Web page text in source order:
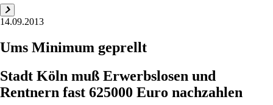
14.09.2013
Ums Minimum geprellt
Stadt Köln muß Erwerbslosen und
Rentnern fast 625000 Euro nachzahlen